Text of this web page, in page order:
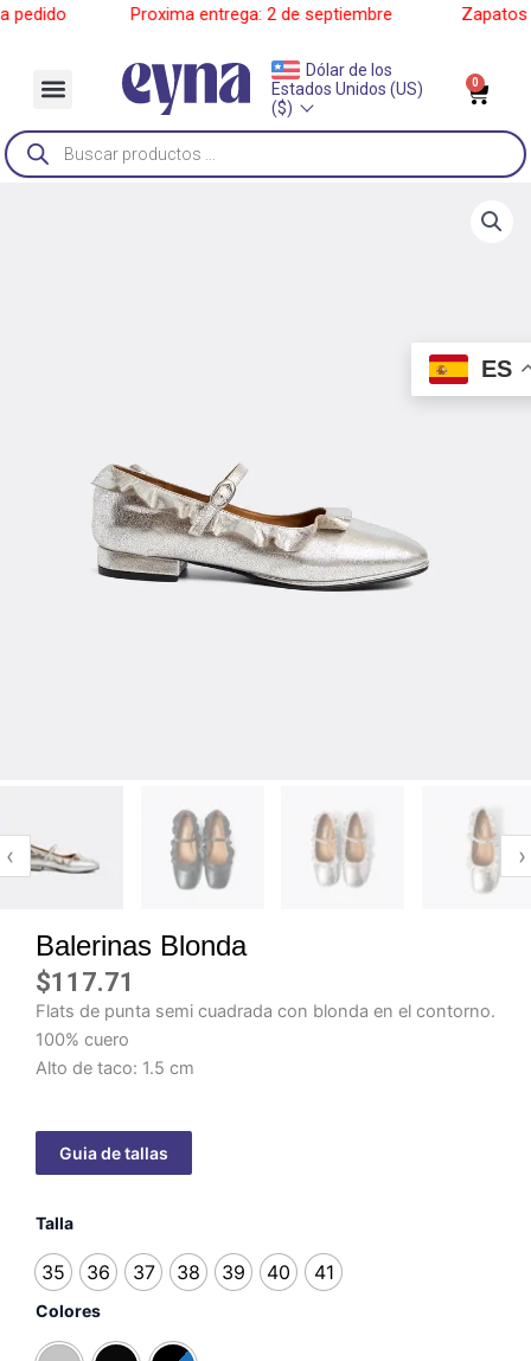
Ir
______ Proxima entrega: 2 de septiembre______ Zapatos a
Menu
Dólar de los
Estados Unidos (US)
($)
0
Búsqueda
de
productos
‹ ›
Balerinas Blonda
$117.71
Flats de punta semi cuadrada con blonda en el contorno.
100% cuero
Alto de taco: 1.5 cm
Talla
35 36 37 38 39 40 41
Colores
Blonda
cantidad
ES